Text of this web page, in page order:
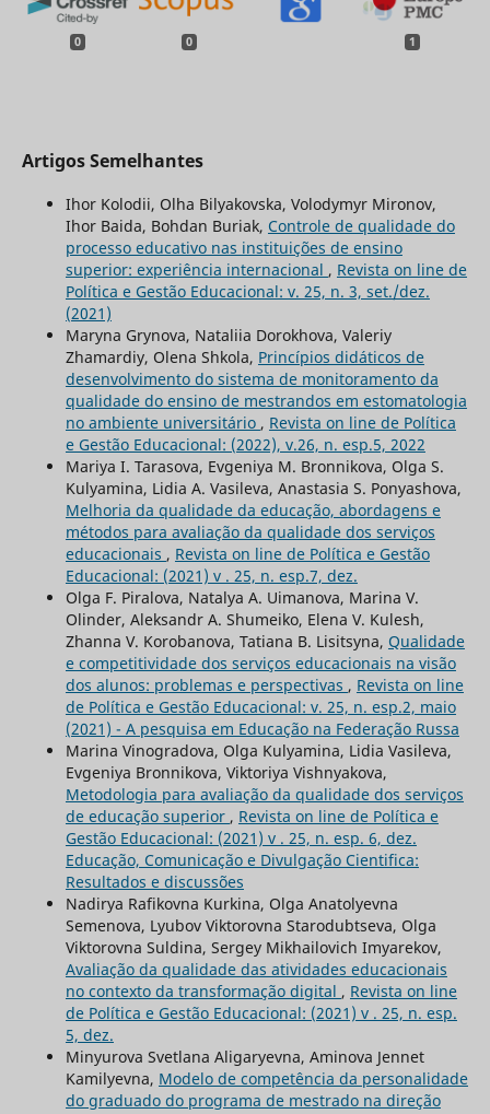
0 0 1
Artigos Semelhantes
Ihor Kolodii, Olha Bilyakovska, Volodymyr Mironov,
Ihor Baida, Bohdan Buriak, Controle de qualidade do
processo educativo nas instituições de ensino
superior: experiência internacional , Revista on line de
Política e Gestão Educacional: v. 25, n. 3, set./dez.
(2021)
Maryna Grynova, Nataliia Dorokhova, Valeriy
Zhamardiy, Olena Shkola, Princípios didáticos de
desenvolvimento do sistema de monitoramento da
qualidade do ensino de mestrandos em estomatologia
no ambiente universitário , Revista on line de Política
e Gestão Educacional: (2022), v.26, n. esp.5, 2022
Mariya I. Tarasova, Evgeniya M. Bronnikova, Olga S.
Kulyamina, Lidia A. Vasileva, Anastasia S. Ponyashova,
Melhoria da qualidade da educação, abordagens e
métodos para avaliação da qualidade dos serviços
educacionais , Revista on line de Política e Gestão
Educacional: (2021) v . 25, n. esp.7, dez.
Olga F. Piralova, Natalya A. Uimanova, Marina V.
Olinder, Aleksandr А. Shumeiko, Elena V. Kulesh,
Zhanna V. Korobanova, Tatiana B. Lisitsyna, Qualidade
e competitividade dos serviços educacionais na visão
dos alunos: problemas e perspectivas , Revista on line
de Política e Gestão Educacional: v. 25, n. esp.2, maio
(2021) - A pesquisa em Educação na Federação Russa
Marina Vinogradova, Olga Kulyamina, Lidia Vasileva,
Evgeniya Bronnikova, Viktoriya Vishnyakova,
Metodologia para avaliação da qualidade dos serviços
de educação superior , Revista on line de Política e
Gestão Educacional: (2021) v . 25, n. esp. 6, dez.
Educação, Comunicação e Divulgação Cientifica:
Resultados e discussões
Nadirya Rafikovna Kurkina, Olga Anatolyevna
Semenova, Lyubov Viktorovna Starodubtseva, Olga
Viktorovna Suldina, Sergey Mikhailovich Imyarekov,
Avaliação da qualidade das atividades educacionais
no contexto da transformação digital , Revista on line
de Política e Gestão Educacional: (2021) v . 25, n. esp.
5, dez.
Minyurova Svetlana Aligaryevna, Aminova Jennet
Kamilyevna, Modelo de competência da personalidade
do graduado do programa de mestrado na direção